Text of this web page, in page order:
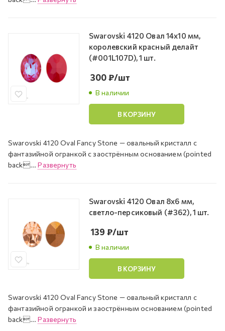
Swarovski 4120 Овал 14х10 мм,
королевский красный делайт
(#001L107D), 1 шт.
В наличии
300₽/шт
В КОРЗИНУ
Swarovski 4120 Oval Fancy Stone — овальный кристалл с
фантазийной огранкой с заострённым основанием (pointed
back...Развернуть
Swarovski 4120 Овал 8х6 мм,
светло-персиковый (#362), 1 шт.
В наличии
139 ₽/шт
В КОРЗИНУ
Swarovski 4120 Oval Fancy Stone — овальный кристалл с
фантазийной огранкой и заострённым основанием (pointed
back...Развернуть